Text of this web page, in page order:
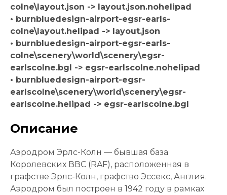
colne\layout.json -> layout.json.nohelipad
• burnbluedesign-airport-egsr-earls-
colne\layout.helipad -> layout.json
• burnbluedesign-airport-egsr-earls-
colne\scenery\world\scenery\egsr-
earlscolne.bgl -> egsr-earlscolne.nohelipad
• burnbluedesign-airport-egsr-
earlscolne\scenery\world\scenery\egsr-
earlscolne.helipad -> egsr-earlscolne.bgl
Описание
Аэродром Эрлс-Колн — бывшая база
Королевских ВВС (RAF), расположенная в
графстве Эрлс-Колн, графство Эссекс, Англия.
Аэродром был построен в 1942 году в рамках